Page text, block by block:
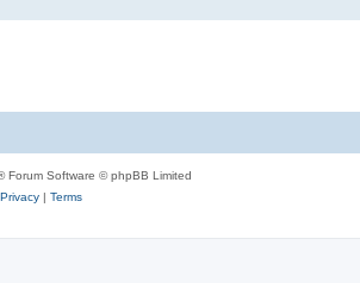
Forum Software © phpBB Limited
Privacy| Terms